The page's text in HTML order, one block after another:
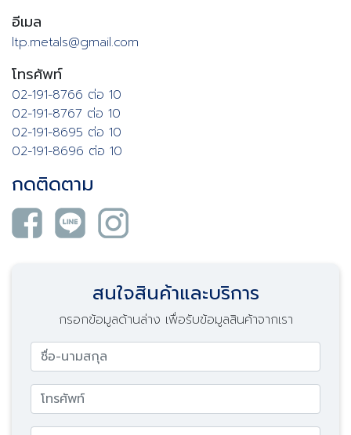
อีเมล
ltp.metals@gmail.com
โทรศัพท์
02-191-8766 ต่อ 10
02-191-8767 ต่อ 10
02-191-8695 ต่อ 10
02-191-8696 ต่อ 10
กดติดตาม
สนใจสินค้าและบริการ
กรอกข้อมูลด้านล่าง เพื่อรับข้อมูลสินค้าจากเรา